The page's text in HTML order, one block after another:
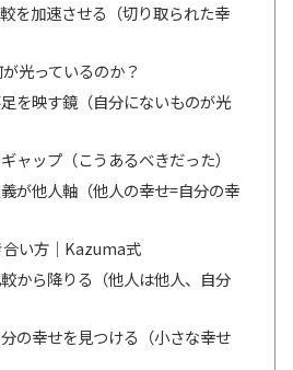
を加速させる（切り取られた幸
光っているのか？
を映す鏡（自分にないものが光
ャップ（こうあるべきだった）
が他人軸（他人の幸せ=自分の幸
い方｜Kazuma式
から降りる（他人は他人、自分
の幸せを見つける（小さな幸せ